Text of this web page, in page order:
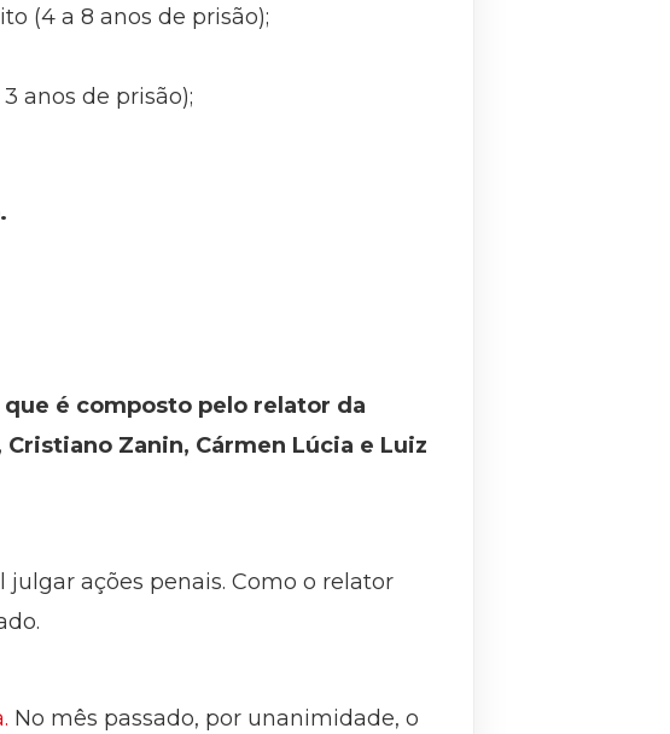
(4 a 8 anos de prisão);
anos de prisão);
é composto pelo relator da
Zanin, Cármen Lúcia e Luiz
ações penais. Como o relator
No mês passado, por unanimidade, o